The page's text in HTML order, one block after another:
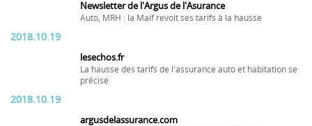
Newsletter de l'Argus de l'Asurance
Auto, MRH : la Maif revoit ses tarifs à la hausse
2018.10.19
lesechos.fr
La hausse des tarifs de l'assurance auto et habitation se
précise
2018.10.19
argusdelassurance.com